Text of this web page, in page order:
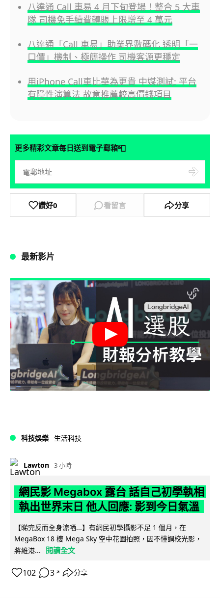
八達通 Call 車易 4 月下旬登場！整合 5 大車
隊 司機免手續費轉賬上限增至 4 萬元
八達通「Call 車易」助業界數碼化 透明「一
口價」機制、極簡操作 司機客源更穩定
用iPhone Call車比華為更貴 中媒測試: 平台
有隱性演算法 故意推薦較高價錢項目
更多精彩文章每日送到電子郵箱📮
讚好0 看留言 分享
最新影片
科技娛樂 生活科技
Lawton 3 小時
網民影 Megabox 露台 話自己初學執相
執出世界末日 他人回應: 影到今日氣溫
【睇完反而全身涼哂...】有網民初學攝影不足 1 個月，在
MegaBox 18 樓 Mega Sky 空中花園拍照，因不懂調校光影，
將維港...
閱讀全文
102 3 ↗ 分享